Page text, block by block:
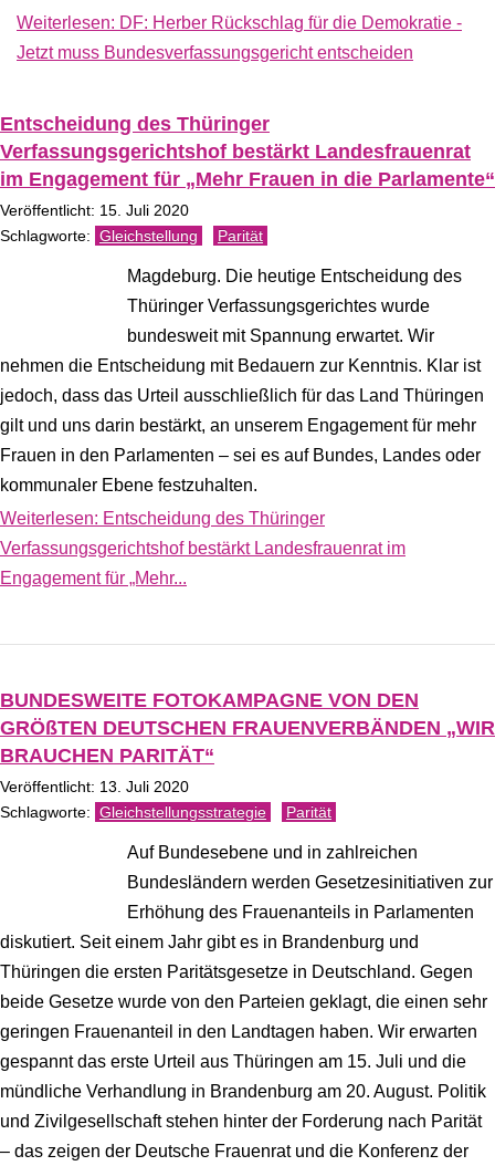
Weiterlesen: DF: Herber Rückschlag für die Demokratie -
Jetzt muss Bundesverfassungsgericht entscheiden
Entscheidung des Thüringer
Verfassungsgerichtshof bestärkt Landesfrauenrat
im Engagement für „Mehr Frauen in die Parlamente“
Veröffentlicht: 15. Juli 2020
Gleichstellung Parität
Magdeburg. Die heutige Entscheidung des
Thüringer Verfassungsgerichtes wurde
bundesweit mit Spannung erwartet. Wir
nehmen die Entscheidung mit Bedauern zur Kenntnis. Klar ist
jedoch, dass das Urteil ausschließlich für das Land Thüringen
gilt und uns darin bestärkt, an unserem Engagement für mehr
Frauen in den Parlamenten – sei es auf Bundes, Landes oder
kommunaler Ebene festzuhalten.
Weiterlesen: Entscheidung des Thüringer
Verfassungsgerichtshof bestärkt Landesfrauenrat im
Engagement für „Mehr...
BUNDESWEITE FOTOKAMPAGNE VON DEN
GRÖßTEN DEUTSCHEN FRAUENVERBÄNDEN „WIR
BRAUCHEN PARITÄT“
Veröffentlicht: 13. Juli 2020
Gleichstellungsstrategie Parität
Auf Bundesebene und in zahlreichen
Bundesländern werden Gesetzesinitiativen zur
Erhöhung des Frauenanteils in Parlamenten
diskutiert. Seit einem Jahr gibt es in Brandenburg und
Thüringen die ersten Paritätsgesetze in Deutschland. Gegen
beide Gesetze wurde von den Parteien geklagt, die einen sehr
geringen Frauenanteil in den Landtagen haben. Wir erwarten
gespannt das erste Urteil aus Thüringen am 15. Juli und die
mündliche Verhandlung in Brandenburg am 20. August. Politik
und Zivilgesellschaft stehen hinter der Forderung nach Parität
– das zeigen der Deutsche Frauenrat und die Konferenz der